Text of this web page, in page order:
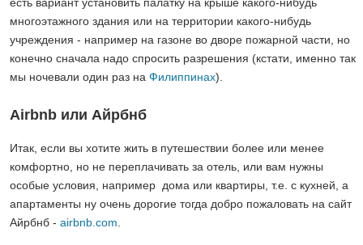
многоэтажного здания или на территории какого-нибудь
учреждения - например на газоне во дворе пожарной части, но
конечно сначала надо спросить разрешения (кстати, именно так
мы ночевали один раз на Филиппинах).
Airbnb или Айрбнб
Итак, если вы хотите жить в путешествии более или менее
комфортно, но не переплачивать за отель, или вам нужны
особые условия, например дома или квартиры, т.е. с кухней, а
апартаменты ну очень дорогие тогда добро пожаловать на сайт
Айрбнб - airbnb.com